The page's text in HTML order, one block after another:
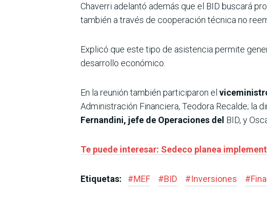
Chaverri adelantó además que el BID buscará
también a través de cooperación técnica no
Explicó que este tipo de asistencia permite
desarrollo económico.
En la reunión también participaron el
Administración Financiera, Teodora Recalde; la
Fernandini, jefe de Operaciones del BID, y
Te puede interesar: Sedeco planea
Etiquetas: #MEF #BID #Inversiones #